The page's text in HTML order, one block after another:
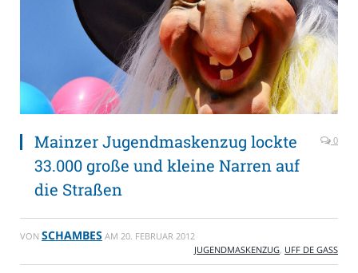
Mainzer Jugendmaskenzug lockte
33.000 große und kleine Narren auf
die Straßen
0
VON SCHAMBES AM 20. FEBRUAR 2012
JUGENDMASKENZUG, UFF DE GASS